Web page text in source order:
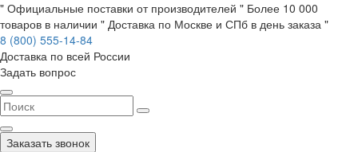
" Официальные поставки от производителей " Более 10 000
товаров в наличии " Доставка по Москве и СПб в день заказа "
8 (800) 555-14-84
Доставка по всей России
Задать вопрос
Заказать звонок